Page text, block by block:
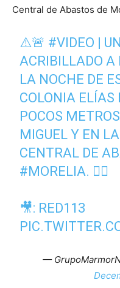
Central de Abastos de
⚠️🚨 #VIDEO |
ACRIBILLADO A
LA NOCHE DE
COLONIA ELÍAS
POCOS
MIGUEL Y EN
CENTRAL DE
#MORELIA. 👇🏼
🎥: RED113
—